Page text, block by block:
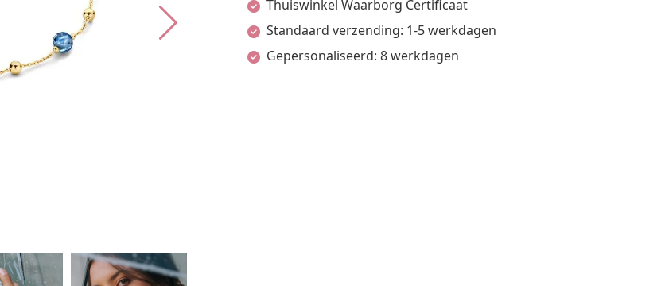
Thuiswinkel Waarborg Certificaat
Standaard verzending: 1-5 werkdagen
Gepersonaliseerd: 8 werkdagen